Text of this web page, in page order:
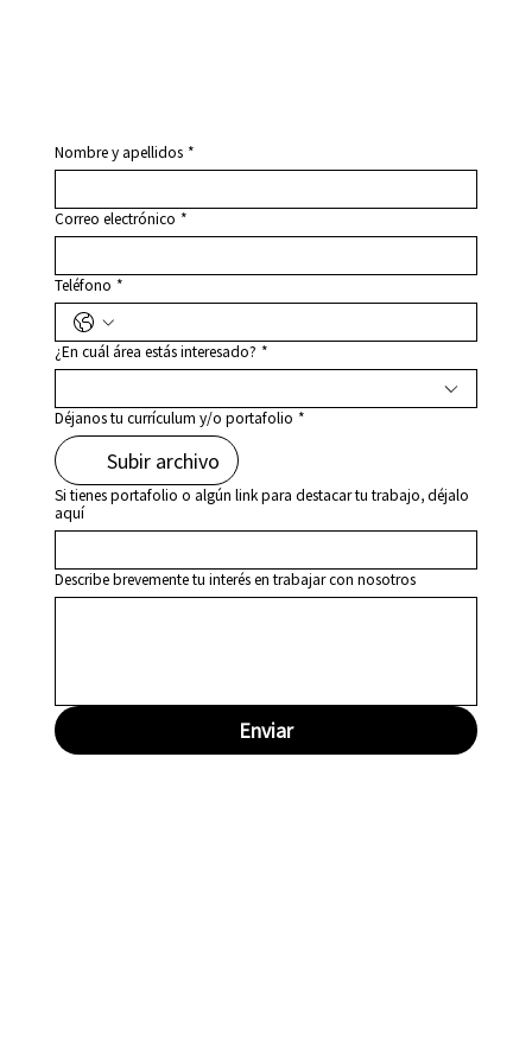
Nombre y apellidos *
Correo electrónico *
Teléfono *
¿En cuál área estás interesado? *
Déjanos tu currículum y/o portafolio *
Subir archivo
Si tienes portafolio o algún link para destacar tu trabajo, déjalo
aquí
Describe brevemente tu interés en trabajar con nosotros
Enviar